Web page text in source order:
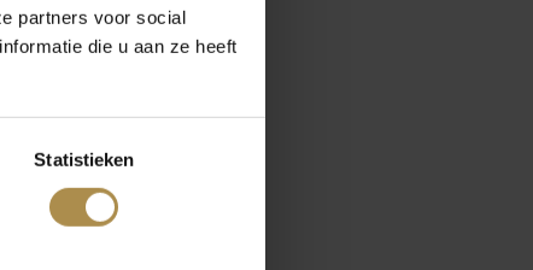
partners voor social
die u aan ze heeft
Statistieken